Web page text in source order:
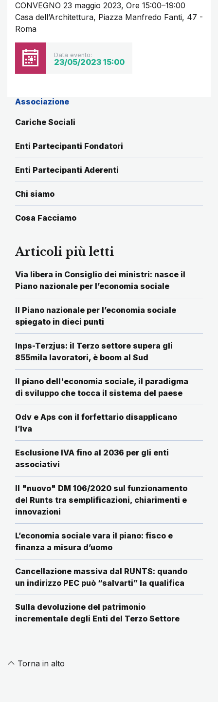
CONVEGNO 23 maggio 2023, Ore 15:00–19:00
Casa dell’Architettura, Piazza Manfredo Fanti, 47 -
Roma
Data evento:
23/05/2023 15:00
Associazione
Cariche Sociali
Enti Partecipanti Fondatori
Enti Partecipanti Aderenti
Chi siamo
Cosa Facciamo
Articoli più letti
Via libera in Consiglio dei ministri: nasce il
Piano nazionale per l’economia sociale
Il Piano nazionale per l’economia sociale
spiegato in dieci punti
Inps-Terzjus: il Terzo settore supera gli
855mila lavoratori, è boom al Sud
Il piano dell'economia sociale, il paradigma
di sviluppo che tocca il sistema del paese
Odv e Aps con il forfettario disapplicano
l’Iva
Esclusione IVA fino al 2036 per gli enti
associativi
Il "nuovo" DM 106/2020 sul funzionamento
del Runts tra semplificazioni, chiarimenti e
innovazioni
L’economia sociale vara il piano: fisco e
finanza a misura d’uomo
Cancellazione massiva dal RUNTS: quando
un indirizzo PEC può “salvarti” la qualifica
Sulla devoluzione del patrimonio
incrementale degli Enti del Terzo Settore
Torna in alto